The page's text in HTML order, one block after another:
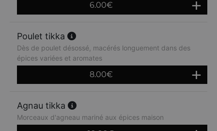
6.00€
Poulet tikka
Dès de poulet désossé, macérés longuement dans des
épices variées et aromates
8.00€
Agnau tikka
Morceaux d'agneau mariné aux épices maison